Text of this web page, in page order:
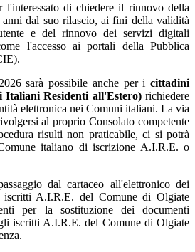
l'interessato di chiedere il rinnovo della
dal suo rilascio, ai fini della validità
e del rinnovo dei servizi digitali
l'accesso ai portali della Pubblica
sarà possibile anche per i cittadini
Italiani Residenti all'Estero)richiedere
elettronica nei Comuni italiani. La via
al proprio Consolato competente
risulti non praticabile, ci si potrà
italiano di iscrizione A.I.R.E. o
dal cartaceo all'elettronico dei
A.I.R.E. del Comune di Olgiate
per la sostituzione dei documenti
iscritti A.I.R.E. del Comune di Olgiate